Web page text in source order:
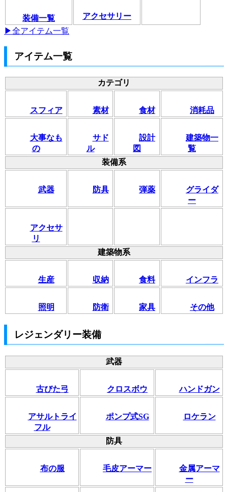
装備一覧
アクセサリー
▶全アイテム一覧
アイテム一覧
カテゴリ
スフィア 素材 食材 消耗品
大事なも
の
サド
ル
設計
図
建築物一
覧
装備系
武器 防具 弾薬
グライダ
ー
アクセサ
リ
建築物系
生産 収納 食料 インフラ
照明 防衛 家具 その他
レジェンダリー装備
武器
古びた弓 クロスボウ ハンドガン
アサルトライ
フル
ポンプ式SG ロケラン
防具
布の服 毛皮アーマー
金属アーマ
ー